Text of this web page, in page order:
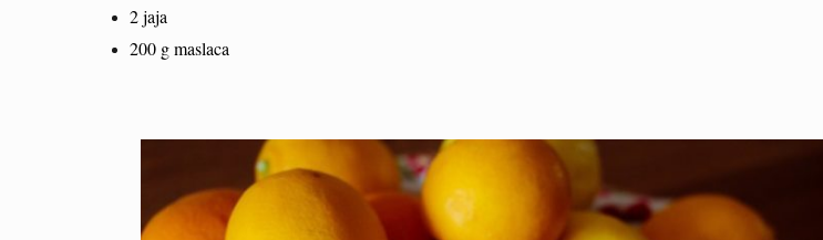
2 jaja
200 g maslaca